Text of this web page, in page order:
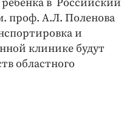
проф. А.Л. Поленова
и
клинике будут
областного